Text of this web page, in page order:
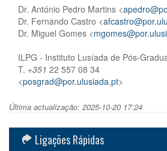
Dr. António Pedro Martins <
Dr. Fernando Castro <
Dr. Miguel Gomes <
ILPG - Instituto Lusíada de Pós-
T. +351 22 557 08 34
<posgrad@por.ulusiada.pt>
Última actualização: 2025-10-20 17:24
Ligações Rápidas